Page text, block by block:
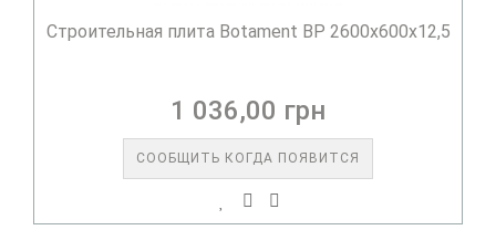
Строительная плита Botament BP 2600x600x12,5
1 036,00 грн
СООБЩИТЬ КОГДА ПОЯВИТСЯ